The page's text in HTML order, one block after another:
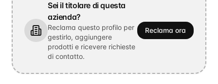
Sei il titolare di questa
azienda?
Reclama questo profilo per
gestirlo, aggiungere
prodotti e ricevere richieste
di contatto.
Reclama ora